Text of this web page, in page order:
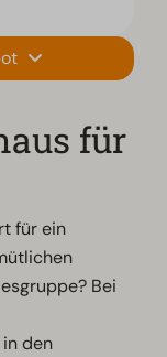
für
für ein
Bei
in den